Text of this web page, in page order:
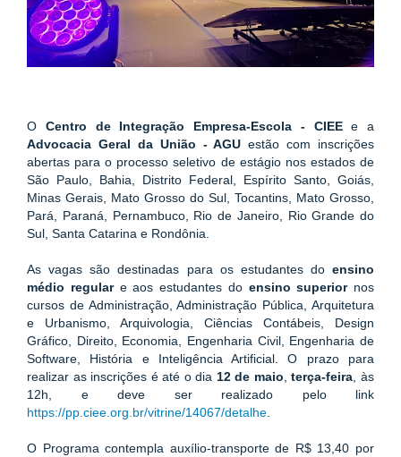
O Centro de Integração Empresa-Escola - CIEE
Advocacia Geral da União - AGU estão com inscrições
abertas para o processo seletivo de estágio nos estados de
São Paulo, Bahia, Distrito Federal, Espírito Santo, Goiás,
Minas Gerais, Mato Grosso do Sul, Tocantins, Mato Grosso,
Pará, Paraná, Pernambuco, Rio de Janeiro, Rio Grande do
Sul, Santa Catarina e Rondônia.
As vagas são destinadas para os estudantes do ensino
médio regular e aos estudantes do ensino superior nos
cursos de Administração, Administração Pública, Arquitetura
e Urbanismo, Arquivologia, Ciências Contábeis, Design
Gráfico, Direito, Economia, Engenharia Civil, Engenharia de
Software, História e Inteligência Artificial. O prazo para
realizar as inscrições é até o dia 12 de maio, terça-feira, às
https://pp.ciee.org.br/vitrine/14067/detalhe.
O Programa contempla auxílio-transporte de R$ 13,40 por